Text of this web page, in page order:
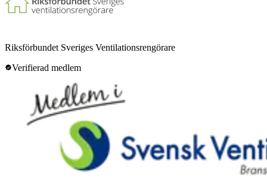
Riksförbundet Sveriges Ventilationsrengörare
Verifierad medlem